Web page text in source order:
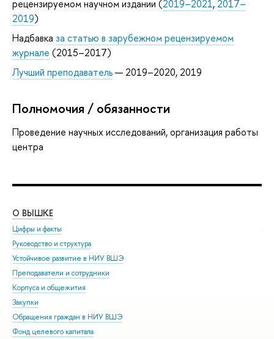
рецензируемом научном издании (2019–2021, 2017–
2019)
Надбавка за статью в зарубежном рецензируемом
журнале (2015–2017)
Лучший преподаватель— 2019–2020, 2019
Полномочия / обязанности
Проведение научных исследований, организация работы
центра
О ВЫШКЕ
Цифры и факты
Руководство и структура
Устойчивое развитие в НИУ ВШЭ
Преподаватели и сотрудники
Корпуса и общежития
Закупки
Обращения граждан в НИУ ВШЭ
Фонд целевого капитала